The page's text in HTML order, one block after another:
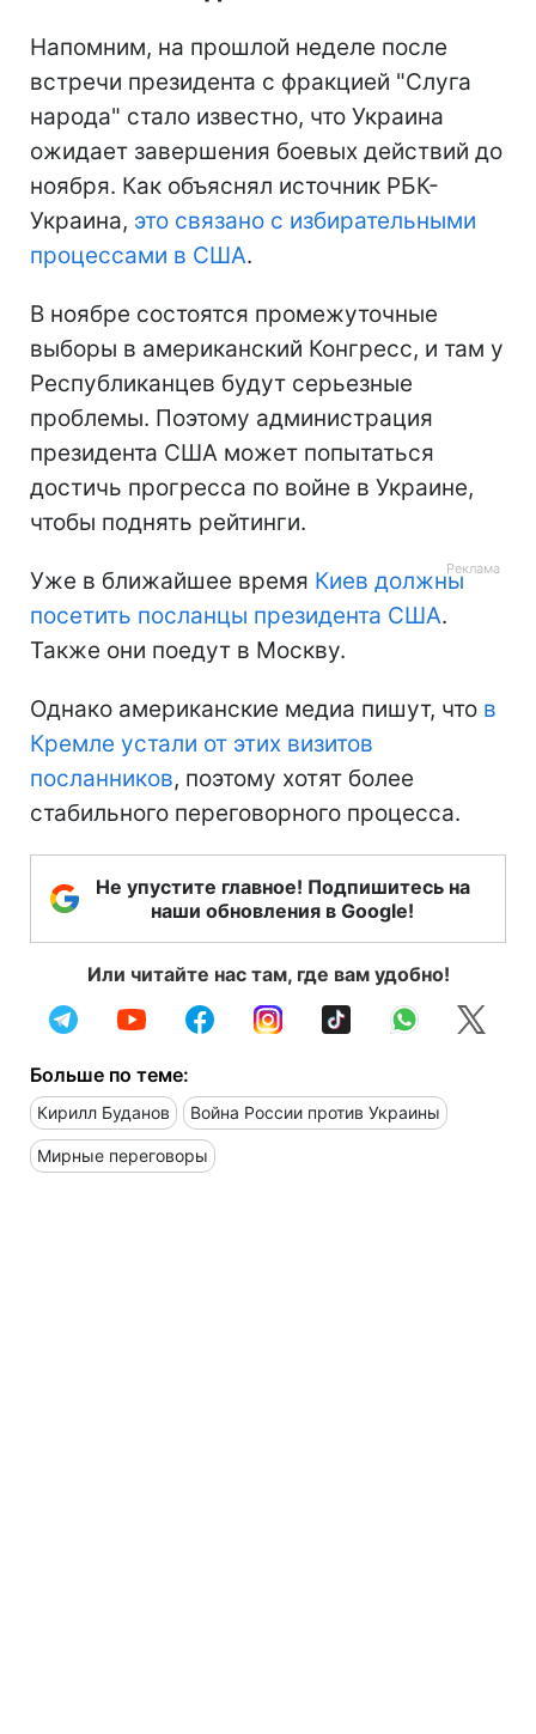
Напомним, на прошлой неделе после
встречи президента с фракцией "Слуга
народа" стало известно, что Украина
ожидает завершения боевых действий до
ноября. Как объяснял источник РБК-
Украина, это связано с избирательными
процессами в США.
В ноябре состоятся промежуточные
выборы в американский Конгресс, и там у
Республиканцев будут серьезные
проблемы. Поэтому администрация
президента США может попытаться
достичь прогресса по войне в Украине,
чтобы поднять рейтинги.
Уже в ближайшее время Киев должны
посетить посланцы президента США.
Также они поедут в Москву.
Однако американские медиа пишут, что в
Кремле устали от этих визитов
посланников, поэтому хотят более
стабильного переговорного процесса.
Не упустите главное! Подпишитесь на
наши обновления в Google!
Или читайте нас там, где вам удобно!
Больше по теме:
Кирилл Буданов Война России против Украины
Мирные переговоры